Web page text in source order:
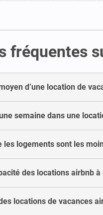
fréquentes
d’une location de
semaine dans une
les logements sont les
des locations airbnb à
locations de vacances